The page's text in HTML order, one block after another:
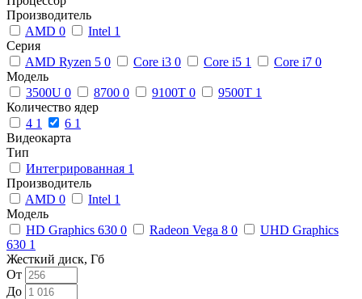
Производитель
AMD 0 Intel 1
Серия
AMD Ryzen 5 0 Core i3 0 Core i5 1 Core i7 0
Модель
3500U 0 8700 0 9100T 0 9500T 1
Количество ядер
4 1 6 1
Видеокарта
Тип
Интегрированная 1
Производитель
AMD 0 Intel 1
Модель
HD Graphics 630 0 Radeon Vega 8 0
UHD Graphics
630 1
Жесткий диск, Гб
От
До